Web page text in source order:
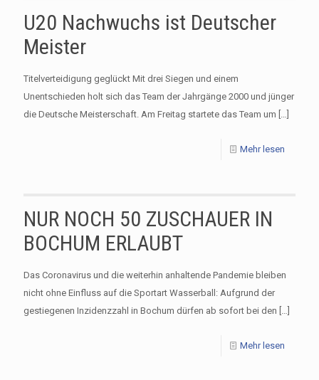
U20 Nachwuchs ist Deutscher
Meister
Titelverteidigung geglückt Mit drei Siegen und einem
Unentschieden holt sich das Team der Jahrgänge 2000 und jünger
die Deutsche Meisterschaft. Am Freitag startete das Team um […]
Mehr lesen
NUR NOCH 50 ZUSCHAUER IN
BOCHUM ERLAUBT
Das Coronavirus und die weiterhin anhaltende Pandemie bleiben
nicht ohne Einfluss auf die Sportart Wasserball: Aufgrund der
gestiegenen Inzidenzzahl in Bochum dürfen ab sofort bei den […]
Mehr lesen